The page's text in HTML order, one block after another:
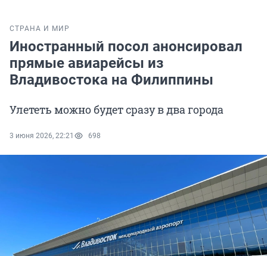
СТРАНА И МИР
Иностранный посол анонсировал
прямые авиарейсы из
Владивостока на Филиппины
Улететь можно будет сразу в два города
3 июня 2026, 22:21 698